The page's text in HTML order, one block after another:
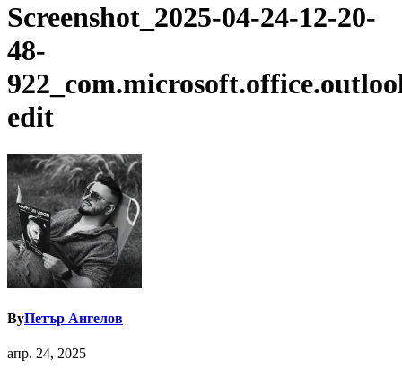
Screenshot_2025-04-24-12-20-
48-
edit
ByПетър Ангелов
апр. 24, 2025